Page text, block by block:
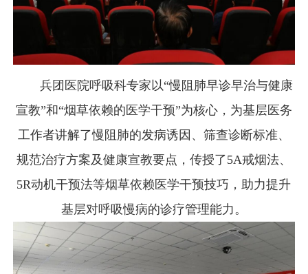
兵团医院呼吸科专家以“慢阻肺早诊早治与健康
宣教”和“烟草依赖的医学干预”为核心，为基层医务
工作者讲解了慢阻肺的发病诱因、筛查诊断标准、
规范治疗方案及健康宣教要点，传授了5A戒烟法、
5R动机干预法等烟草依赖医学干预技巧，助力提升
基层对呼吸慢病的诊疗管理能力。